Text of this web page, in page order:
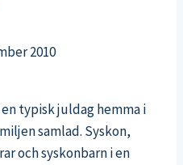
2010
typisk juldag hemma i
samlad. Syskon,
och syskonbarn i en